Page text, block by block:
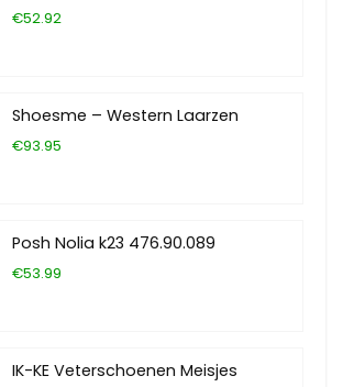
€52.92
Shoesme – Western Laarzen
€93.95
Posh Nolia k23 476.90.089
€53.99
IK-KE Veterschoenen Meisjes